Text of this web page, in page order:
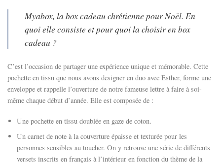
Myabox, la box cadeau chrétienne pour Noël. En
quoi elle consiste et pour quoi la choisir en box
cadeau ?
C’est l’occasion de partager une expérience unique et mémorable. Cette
pochette en tissu que nous avons designer en duo avec Esther, forme une
enveloppe et rappelle l’ouverture de notre fameuse lettre à faire à soi-
même chaque début d’année. Elle est composée de :
Une pochette en tissu doublée en gaze de coton.
Un carnet de note à la couverture épaisse et texturée pour les
personnes sensibles au toucher. On y retrouve une série de différents
versets inscrits en français à l’intérieur en fonction du thème de la